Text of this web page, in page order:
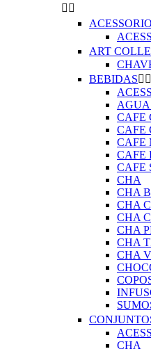
 
ART
BEBIDAS 
CAFE
CAFE
CAFE
CAFE
CAFE
CHA
CHA
CHA
CHA
CHA
CHA
CHA
CHA